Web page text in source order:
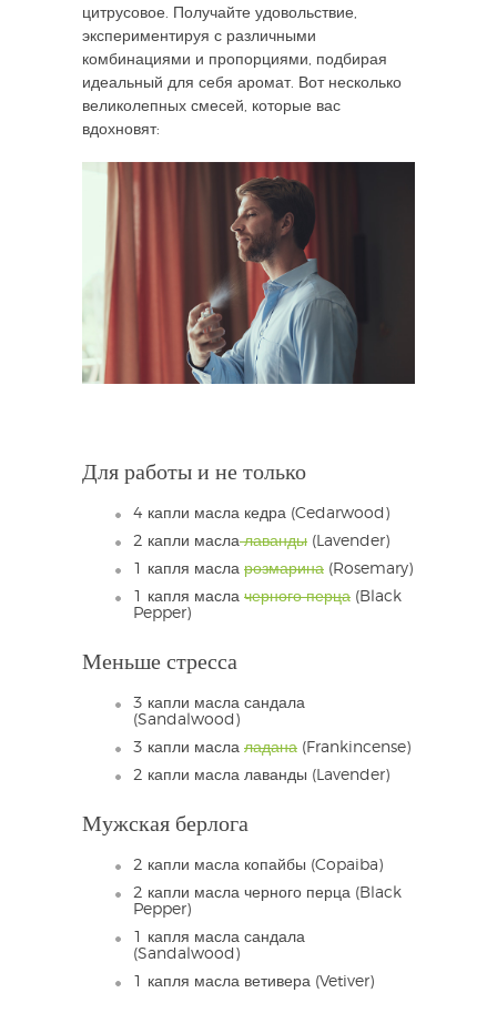
цитрусовое. Получайте удовольствие,
экспериментируя с различными
комбинациями и пропорциями, подбирая
идеальный для себя аромат. Вот несколько
великолепных смесей, которые вас
вдохновят:
Для работы и не только
4 капли масла кедра (Cedarwood)
2 капли маслалаванды (Lavender)
1 капля масла розмарина (Rosemary)
1 капля масла черного перца (Black
Pepper)
Меньше стресса
3 капли масла сандала
(Sandalwood)
3 капли масла ладана (Frankincense)
2 капли масла лаванды (Lavender)
Мужская берлога
2 капли масла копайбы (Copaiba)
2 капли масла черного перца (Black
Pepper)
1 капля масла сандала
(Sandalwood)
1 капля масла ветивера (Vetiver)